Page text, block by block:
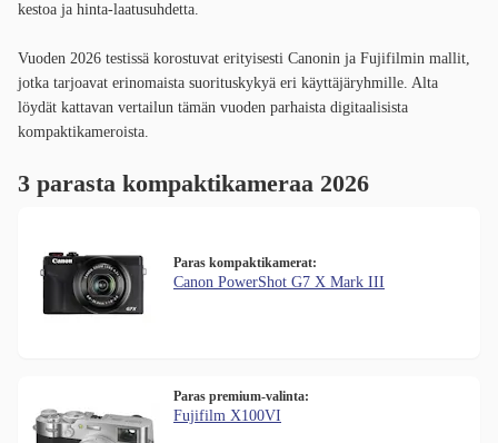
kestoa ja hinta-laatusuhdetta.
Vuoden 2026 testissä korostuvat erityisesti Canonin ja Fujifilmin mallit,
jotka tarjoavat erinomaista suorituskykyä eri käyttäjäryhmille. Alta
löydät kattavan vertailun tämän vuoden parhaista digitaalisista
kompaktikameroista.
3 parasta kompaktikameraa 2026
Paras kompaktikamerat:
Canon PowerShot G7 X Mark III
Paras premium-valinta:
Fujifilm X100VI